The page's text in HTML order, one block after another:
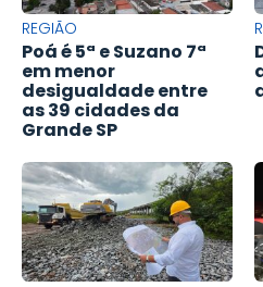
REGIÃO
Poá é 5ª e Suzano 7ª
em menor
desigualdade entre
as 39 cidades da
Grande SP